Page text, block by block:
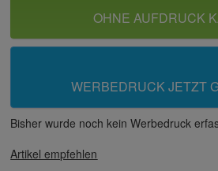
OHNE AUFDRUCK
WERBEDRUCK JETZT
Bisher wurde noch kein Werbedruck
Artikel empfehlen